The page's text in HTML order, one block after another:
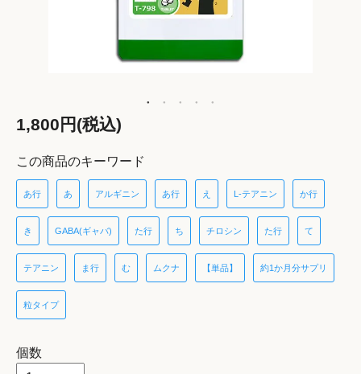
1,800円(税込)
この商品のキーワード
あ行 あ アルギニン あ行 え L-テアニン か行
き GABA(ギャバ) た行 ち チロシン た行 て
テアニン ま行 む ムクナ 【単品】 約1か月分サプリ
粒タイプ
個数